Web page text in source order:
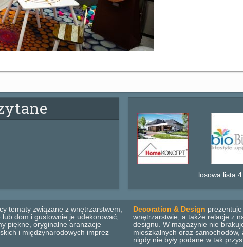
losowa lista
tematy związane z wnętrzarstwem,
dom i gustownie je udekorować,
piękne, oryginalne aranżacje
i międzynarodowych imprez
Decoration & Design
wnętrzarstwie, a także relacje z
designu. W magazynie nie
mieszkalnych oraz
nigdy nie były podane w tak